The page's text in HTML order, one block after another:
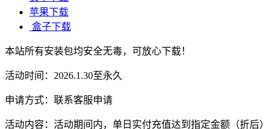
苹果下载
盒子下载
本站所有安装包均安全无毒，可放心下载！
活动时间：2026.1.30至永久
申请方式：联系客服申请
活动内容：活动期间内，单日实付充值达到指定金额（折后）